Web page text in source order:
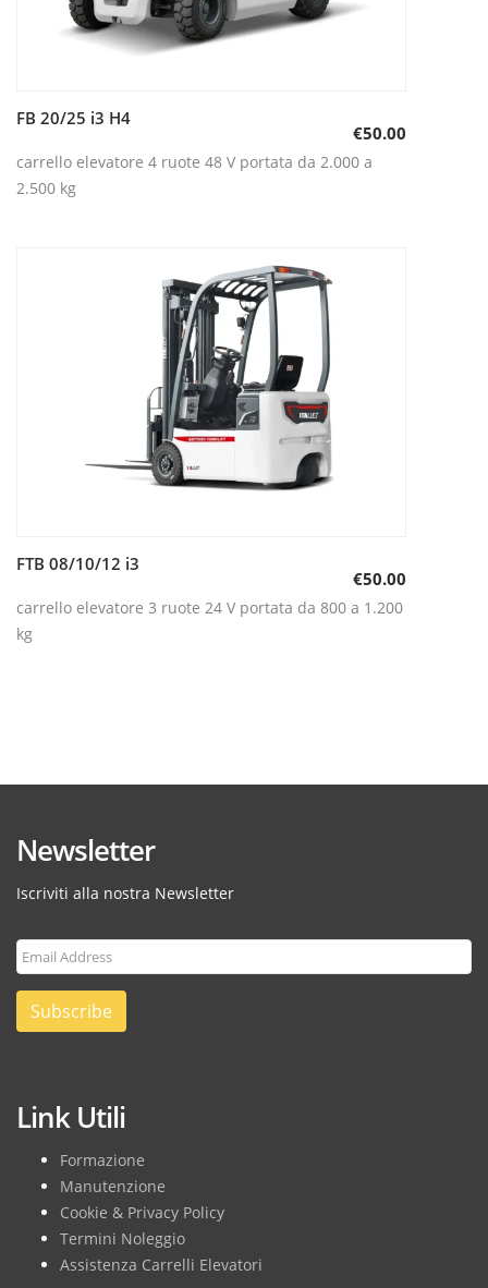
FB 20/25 i3 H4
€50.00
carrello elevatore 4 ruote 48 V portata da 2.000 a
2.500 kg
FTB 08/10/12 i3
€50.00
carrello elevatore 3 ruote 24 V portata da 800 a 1.200
kg
Newsletter
Iscriviti alla nostra Newsletter
Subscribe
Link Utili
Formazione
Manutenzione
Cookie & Privacy Policy
Termini Noleggio
Assistenza Carrelli Elevatori